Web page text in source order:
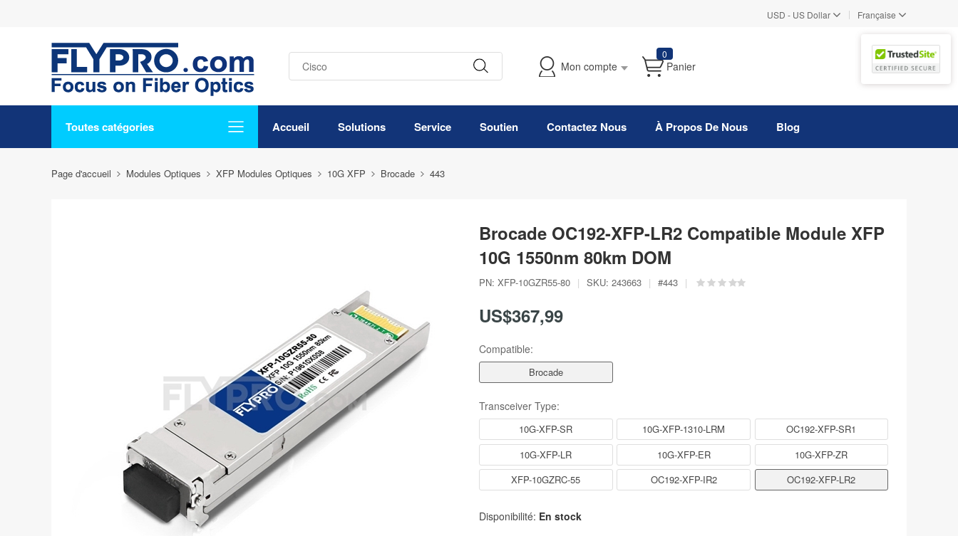
USD - US Dollar | Française
Mon compte
0
Panier
Toutes catégories Accueil Solutions Service Soutien Contactez Nous À Propos De Nous Blog
Page d'accueil Modules Optiques XFP Modules Optiques 10G XFP Brocade 443
Brocade OC192-XFP-LR2 Compatible Module XFP
10G 1550nm 80km DOM
PN: XFP-10GZR55-80 | SKU: 243663 | #443 |
US$367,99
Compatible:
Brocade
Transceiver Type:
10G-XFP-SR 10G-XFP-1310-LRM
OC192-XFP-SR1
10G-XFP-LR
10G-XFP-ER
10G-XFP-ZR
XFP-10GZRC-55
OC192-XFP-IR2 OC192-XFP-LR2
Disponibilité: En stock